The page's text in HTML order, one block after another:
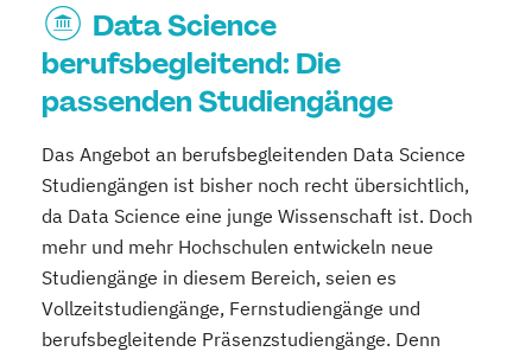
Data Science
berufsbegleitend: Die
passenden Studiengänge
Das Angebot an berufsbegleitenden Data Science
Studiengängen ist bisher noch recht übersichtlich,
da Data Science eine junge Wissenschaft ist. Doch
mehr und mehr Hochschulen entwickeln neue
Studiengänge in diesem Bereich, seien es
Vollzeitstudiengänge, Fernstudiengänge und
berufsbegleitende Präsenzstudiengänge. Denn